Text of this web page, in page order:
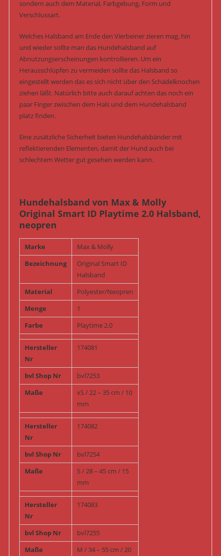
sondern auch dem Material, Farbgebung, Form und
Verschlussart.
Welches Halsband am Ende den Vierbeiner zieren mag, hin
und wieder sollte man das Hundehalsband auf
Abnutzungserscheinungen kontrollieren. Um ein
Herausschlüpfen zu vermeiden sollte das Halsband so
eingestellt werden das es sich nicht über den Schädelknochen
ziehen läßt. Natürlich bitte auch darauf achten das noch ein
paar Finger zwischen dem Hals und dem Hundehalsband
platz finden.
Eine zusätzliche Sicherheit bieten Hundehalsbänder mit
reflektierenden Elementen, damit der Hund auch bei
schlechtem Wetter gut gesehen werden kann.
Hundehalsband von Max & Molly
Original Smart ID Playtime 2.0 Halsband,
neopren
Marke
Max & Molly
Bezeichnung
Original Smart ID
Halsband
Material
Polyester/Neopren
Menge
1
Farbe
Playtime 2.0
Hersteller
Nr
174081
bvl Shop Nr
bvl7253
Maße
xS / 22 – 35 cm / 10
mm
Hersteller
Nr
174082
bvl Shop Nr
bvl7254
Maße
S / 28 – 45 cm / 15
mm
Hersteller
Nr
174083
bvl Shop Nr
bvl7255
Maße
M / 34 – 55 cm / 20